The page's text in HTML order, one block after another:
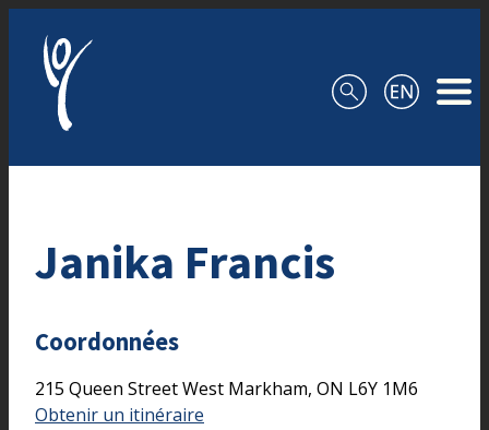
Janika Francis
Coordonnées
215 Queen Street West Markham, ON L6Y 1M6
Obtenir un itinéraire